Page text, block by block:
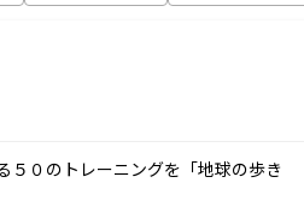
５０のトレーニングを「地球の歩き